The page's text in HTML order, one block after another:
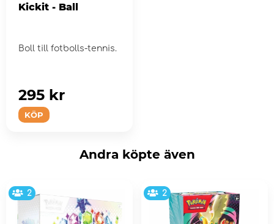
Kickit - Ball
Boll till fotbolls-tennis.
KÖP
295 kr
Andra köpte även
2 2